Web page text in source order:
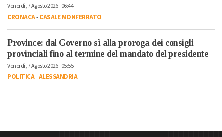
Venerdì, 7 Agosto 2026 - 06:44
CRONACA-CASALE MONFERRATO
Province: dal Governo sì alla proroga dei consigli
provinciali fino al termine del mandato del presidente
Venerdì, 7 Agosto 2026 - 05:55
POLITICA-ALESSANDRIA